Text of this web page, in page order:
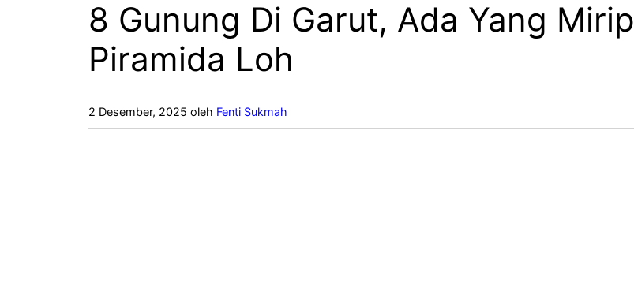
8 Gunung Di Garut, Ada Yang Mirip
Piramida Loh
2 Desember, 2025 oleh Fenti Sukmah